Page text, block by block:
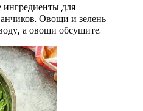
ингредиенты для
Овощи и зелень
а овощи обсушите.